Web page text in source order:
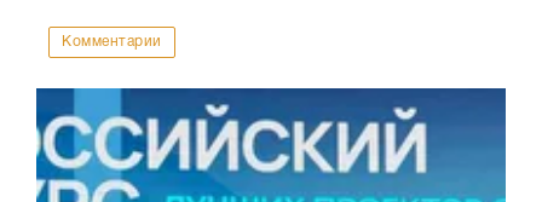
Комментарии